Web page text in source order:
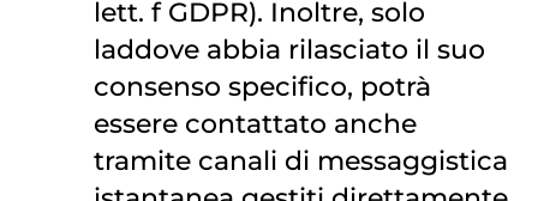
lett. f GDPR). Inoltre, solo
laddove abbia rilasciato il suo
consenso specifico, potrà
essere contattato anche
tramite canali di messaggistica